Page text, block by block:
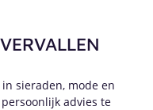
sieraden, mode en
advies te